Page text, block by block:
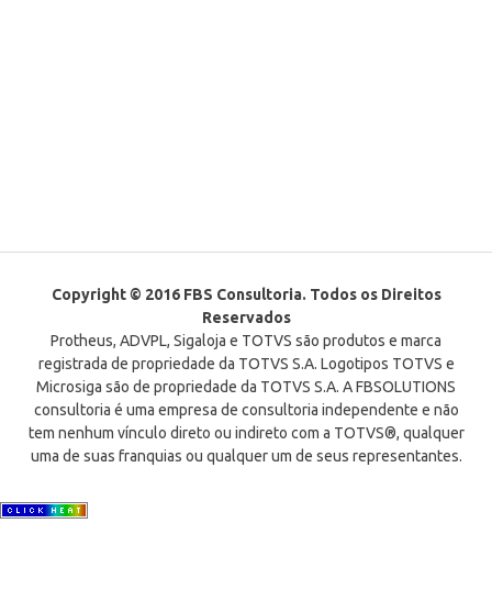
Copyright © 2016 FBS Consultoria. Todos os Direitos
Reservados
Protheus, ADVPL, Sigaloja e TOTVS são produtos e marca
registrada de propriedade da TOTVS S.A. Logotipos TOTVS e
Microsiga são de propriedade da TOTVS S.A. A FBSOLUTIONS
consultoria é uma empresa de consultoria independente e não
tem nenhum vínculo direto ou indireto com a TOTVS®, qualquer
uma de suas franquias ou qualquer um de seus representantes.